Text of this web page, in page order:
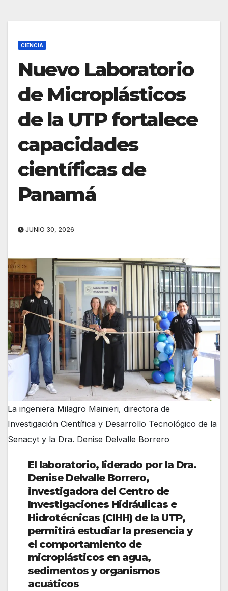
CIENCIA
Nuevo Laboratorio
de Microplásticos
de la UTP fortalece
capacidades
científicas de
Panamá
JUNIO 30, 2026
La ingeniera Milagro Mainieri, directora de
Investigación Científica y Desarrollo Tecnológico de la
Senacyt y la Dra. Denise Delvalle Borrero
El laboratorio, liderado por la Dra.
Denise Delvalle Borrero,
investigadora del Centro de
Investigaciones Hidráulicas e
Hidrotécnicas (CIHH) de la UTP,
permitirá estudiar la presencia y
el comportamiento de
microplásticos en agua,
sedimentos y organismos
acuáticos